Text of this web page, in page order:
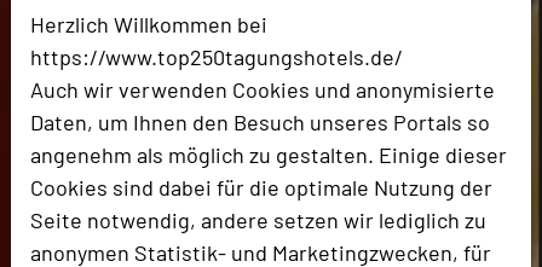
Herzlich Willkommen bei
https://www.top250tagungshotels.de/
Auch wir verwenden Cookies und anonymisierte
Daten, um Ihnen den Besuch unseres Portals so
angenehm als möglich zu gestalten. Einige dieser
Cookies sind dabei für die optimale Nutzung der
Seite notwendig, andere setzen wir lediglich zu
anonymen Statistik- und Marketingzwecken, für